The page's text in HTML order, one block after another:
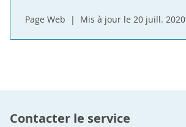
Page Web Mis à jour le 20 juill. 2020
Contacter le service